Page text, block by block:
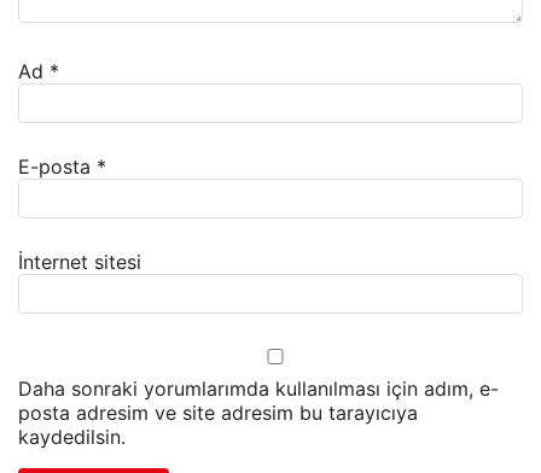
Ad *
E-posta *
İnternet sitesi
Daha sonraki yorumlarımda kullanılması için adım, e-
posta adresim ve site adresim bu tarayıcıya
kaydedilsin.